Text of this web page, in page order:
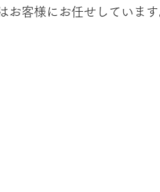
お客様にお任せしています